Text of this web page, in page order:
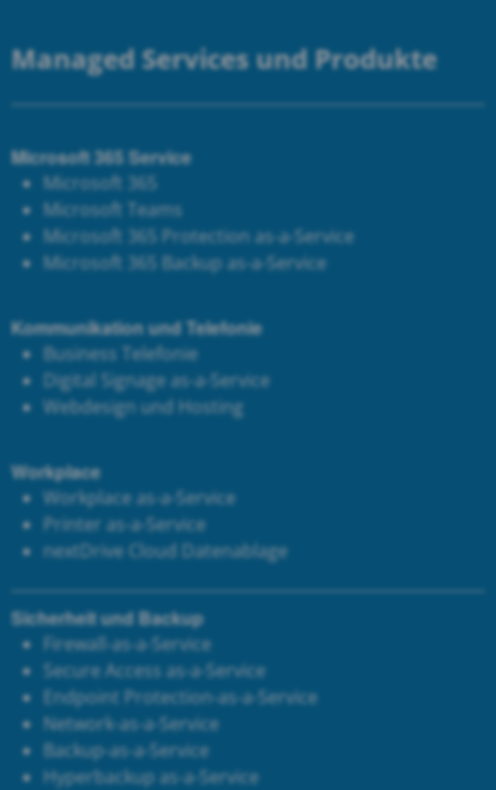
Managed Services und Produkte
Microsoft 365 Service
Microsoft 365
Microsoft Teams
Microsoft 365 Protection as-a-Service
Microsoft 365 Backup as-a-Service
Kommunikation und Telefonie
Business Telefonie
Digital Signage as-a-Service
Webdesign und Hosting
Workplace
Workplace as-a-Service
Printer as-a-Service
nextDrive Cloud Datenablage
Sicherheit und Backup
Firewall-as-a-Service
Secure Access as-a-Service
Endpoint Protection-as-a-Service
Network-as-a-Service
Backup-as-a-Service
Hyperbackup as-a-Service